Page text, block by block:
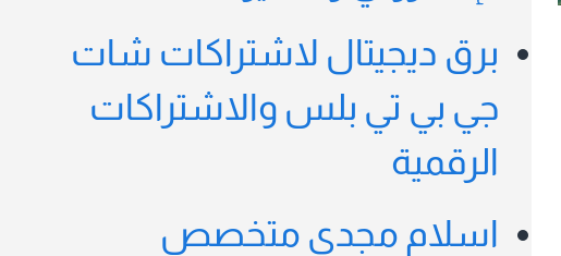
برق ديجيتال لاشتراكات شات
جي بي تي بلس والاشتراكات
الرقمية
اسلام مجدي متخصص